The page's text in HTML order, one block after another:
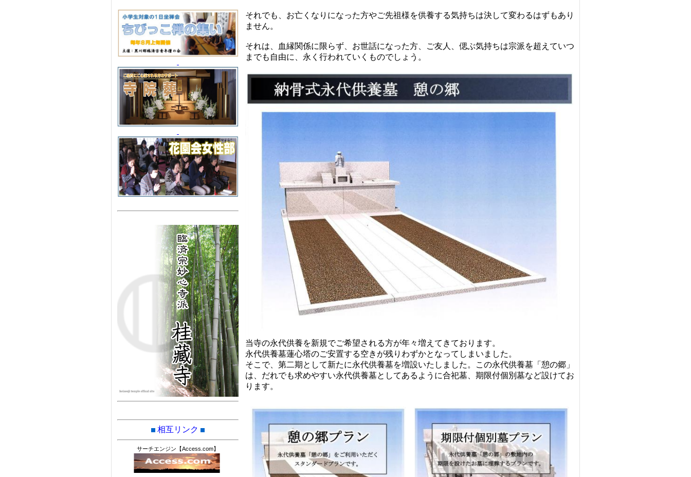
それでも、お亡くなりになった方やご先祖様を供養する気持ちは決して変わるはずもあり
ません。
それは、血縁関係に限らず、お世話になった方、ご友人、偲ぶ気持ちは宗派を超えていつ
までも自由に、永く行われていくものでしょう。
当寺の永代供養を新規でご希望される方が年々増えてきております。
永代供養墓蓮心塔のご安置する空きが残りわずかとなってしまいました。
そこで、第二期として新たに永代供養墓を増設いたしました。この永代供養墓「憩の郷」
は、だれでも求めやすい永代供養墓としてあるように合祀墓、期限付個別墓など設けてお
ります。
相互リンク
サーチエンジン【Access.com】